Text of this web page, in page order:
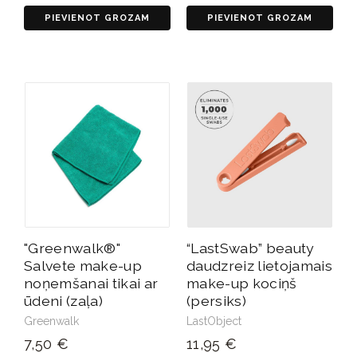
PIEVIENOT GROZAM PIEVIENOT GROZAM
"Greenwalk®"
Salvete make-up
noņemšanai tikai ar
ūdeni (zaļa)
Greenwalk
7,50 €
“LastSwab” beauty
daudzreiz lietojamais
make-up kociņš
(persiks)
LastObject
11,95 €